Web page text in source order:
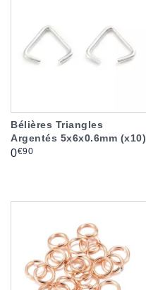
Bélières Triangles
Argentés 5x6x0.6mm (x10)
Prix
0€90